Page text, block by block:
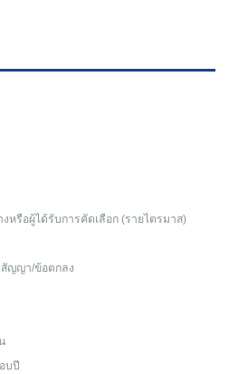
หรือผู้ได้รับการคัดเลือก (รายไตรมาส)
สัญญา/ข้อตกลง
บปี